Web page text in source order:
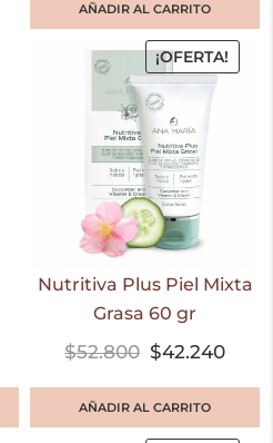
AÑADIR AL CARRITO
¡OFERTA!
Nutritiva Plus Piel Mixta
Grasa 60 gr
$52.800 $42.240
AÑADIR AL CARRITO